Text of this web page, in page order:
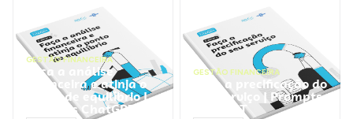
GESTÃO FINANCEIRA
Faça a análise
financeira e atinja o
ponto de equilíbrio |
Prompts ChatGPT
GESTÃO FINANCEIRA
Faça a precificação do
seu serviço | Prompts
ChatGPT